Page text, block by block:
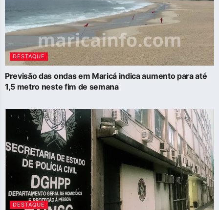
DESTAQUE
Previsão das ondas em Maricá indica aumento para até
1,5 metro neste fim de semana
DESTAQUE